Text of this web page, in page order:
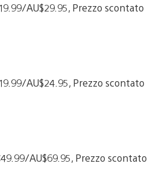
AU$29.95, Prezzo scontato
AU$24.95, Prezzo scontato
AU$69.95, Prezzo scontato